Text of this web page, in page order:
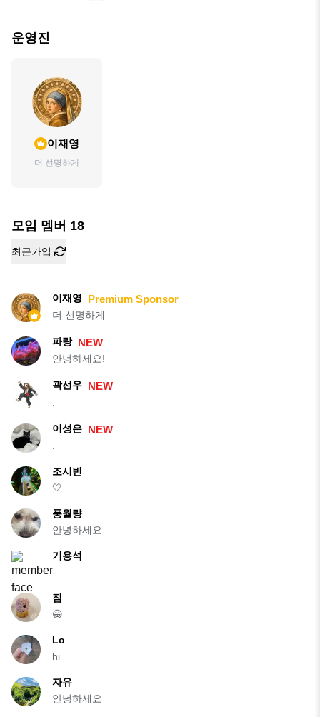
운영진
이재영
더 선명하게
모임 멤버 18
최근가입
이재영 Premium Sponsor
더 선명하게
파랑 NEW
안녕하세요!
곽선우 NEW
이성은 NEW
조시빈
🤍
풍월량
안녕하세요
기용석
-
짐
😀
Lo
hi
자유
안녕하세요